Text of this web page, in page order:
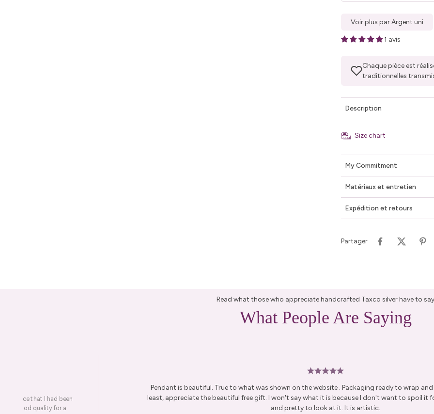
Voir plus par Argent uni
1 avis
Chaque pièce est
traditionnelles
Description
Size chart
My Commitment
Matériaux et entretien
Expédition et retours
Partager
Read what those who appreciate handcrafted Taxco silver have to say
What People Are Saying
a piece that I had been
is good quality for a
Pendant is beautiful. True to what was shown on the website . Packaging ready to wrap
least, appreciate the beautiful free gift. I won't say what it is because I don't want to spoil it
and pretty to look at it. It is artistic.